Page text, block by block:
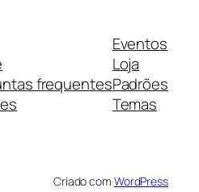
frequentes
Eventos
Loja
Padrões
Temas
Criado com WordPress